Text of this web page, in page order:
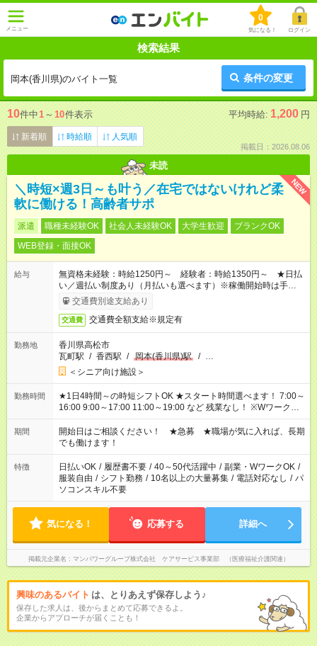
メニュー
0
気になる！ ログイン
検索結果
岡本(香川県)のバイト一覧 条件の変更
10件中1 ～ 10件表示 平均時給: 1,200 円
新着順 時給順 人気順
掲載日：2026.08.06
未読
NEW
＼時短×週3日～も叶う／在宅ではないけれど柔
軟に働ける！高齢者サポ
派遣 職種未経験OK 社会人未経験OK 大学生歓迎
ブランクOK
WEB登録・面接OK
給与
無資格未経験：時給1250円～ 経験者：時給1350円～ ★日払
い／週払い制度あり（月払いも選べます）※稼働開始時は手続き
完了次第のお支払いとなります。
交通費別途支給あり
交通費 交通費全額支給※規定有
勤務地
香川県高松市
瓦町駅 / 香西駅 / 岡本(香川県)駅 / …
＜シニア向け施設＞
勤務時間
★1日4時間～の時短シフトOK ★スタート時間選べます！ 7:00～
16:00 9:00～17:00 11:00～19:00 など 残業なし！ ※Wワークの
場合、他のお仕事と合わせ週40時間超の就業はご案内できませ
ん ※法令に基づき、週20時間以上勤務は社会保険への加入対象
となります ※労働者派遣法（日雇い派遣の原則禁止）により、
短時間・短期間の就業はご案内が難しい場合があります
期間
開始日はご相談ください！ ★急募 ★職場が気に入れば、長期
でも働けます！
特徴 日払いOK / 履歴書不要 / 40～50代活躍中 / 副業・WワークOK /
服装自由 / シフト勤務 / 10名以上の大量募集 / 電話対応なし / パ
ソコンスキル不要
気になる！ 応募する 詳細へ
掲載元企業名 マンパワーグループ株式会社 ケアサービス事業部 （医療福祉介護関連）
興味のあるバイト は、とりあえず保存しよう♪
保存した求人は、後からまとめて応募できるよ。
企業からアプローチが届くことも！